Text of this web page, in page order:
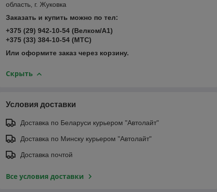
область, г. Жуковка
Заказать и купить можно по тел:
+375 (29) 942-10-54 (Велком/А1)
+375 (33) 384-10-54 (МТС)
Или оформите заказ через корзину.
Скрыть
Условия доставки
Доставка по Беларуси курьером "Автолайт"
Доставка по Минску курьером "Автолайт"
Доставка почтой
Все условия доставки